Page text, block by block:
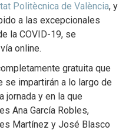
Politècnica de València, y
a las excepcionales
la COVID-19, se
online.
gratuita que
se impartirán a lo largo de
jornada y en la que
Ana García Robles,
Martínez y José Blasco